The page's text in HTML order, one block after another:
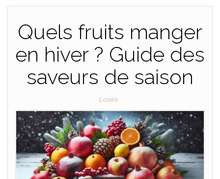
Quels fruits manger
en hiver ? Guide des
saveurs de saison
Loisirs